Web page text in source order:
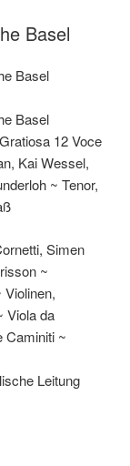
Basel
Basel
Basel
12 Voce
Kai Wessel,
~ Tenor,
Simen
~
Viola da
Caminiti ~
Leitung